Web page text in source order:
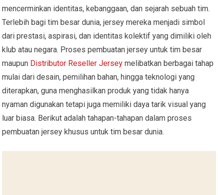
mencerminkan identitas, kebanggaan, dan sejarah sebuah tim.
Terlebih bagi tim besar dunia, jersey mereka menjadi simbol
dari prestasi, aspirasi, dan identitas kolektif yang dimiliki oleh
klub atau negara. Proses pembuatan jersey untuk tim besar
maupun Distributor Reseller Jersey melibatkan berbagai tahap
mulai dari desain, pemilihan bahan, hingga teknologi yang
diterapkan, guna menghasilkan produk yang tidak hanya
nyaman digunakan tetapi juga memiliki daya tarik visual yang
luar biasa. Berikut adalah tahapan-tahapan dalam proses
pembuatan jersey khusus untuk tim besar dunia.